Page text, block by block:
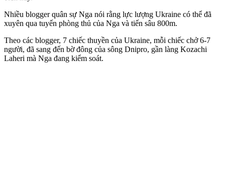
Nhiều blogger quân sự Nga nói rằng lực lượng Ukraine có thể đã
xuyên qua tuyến phòng thủ của Nga và tiến sâu 800m.
Theo các blogger, 7 chiếc thuyền của Ukraine, mỗi chiếc chở 6-7
người, đã sang đến bờ đông của sông Dnipro, gần làng Kozachi
Laheri mà Nga đang kiểm soát.